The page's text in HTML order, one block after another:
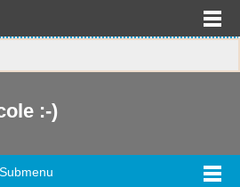
:-)
Submenu